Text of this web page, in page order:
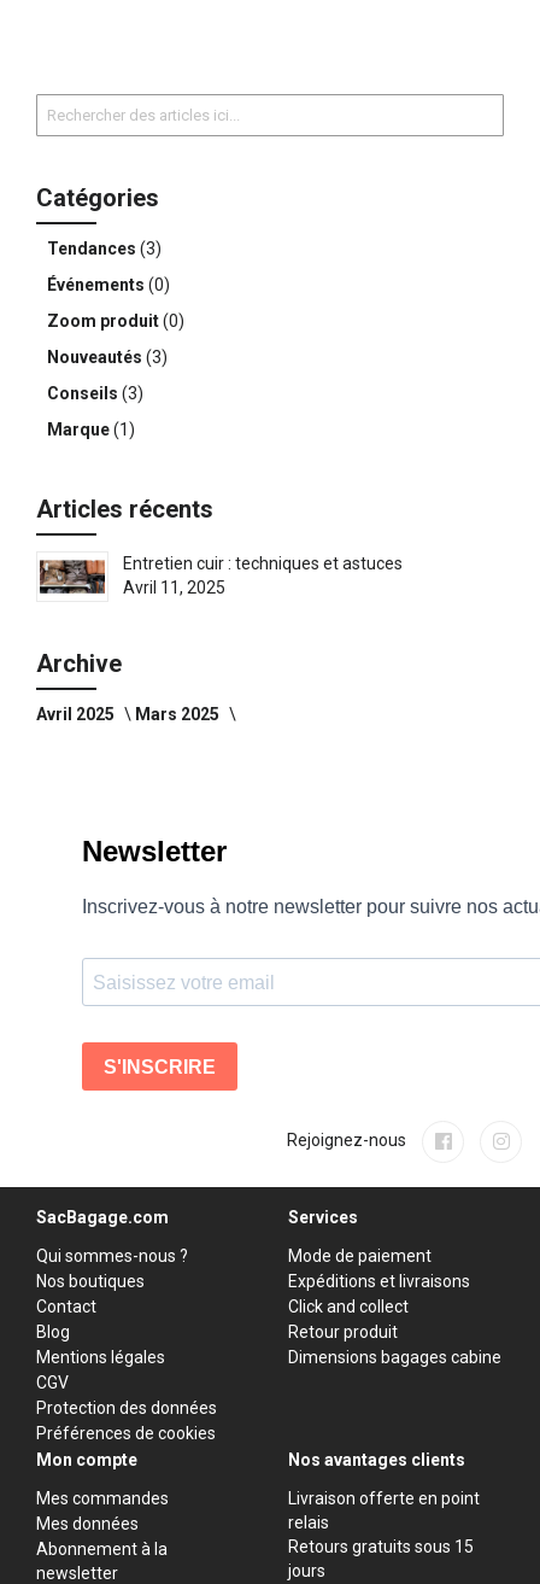
Rechercher
Catégories
Tendances (3)
Événements (0)
Zoom produit(0)
Nouveautés (3)
Conseils (3)
Marque(1)
Articles récents
Entretien cuir : techniques et astuces
Avril 11, 2025
Archive
Avril 2025 Mars 2025
Rejoignez-nous
SacBagage.com
Qui sommes-nous ?
Nos boutiques
Contact
Blog
Mentions légales
CGV
Protection des données
Préférences de cookies
Services
Mode de paiement
Expéditions et livraisons
Click and collect
Retour produit
Dimensions bagages cabine
Mon compte
Mes commandes
Mes données
Abonnement à la
newsletter
Nos avantages clients
Livraison offerte en point
relais
Retours gratuits sous 15
jours